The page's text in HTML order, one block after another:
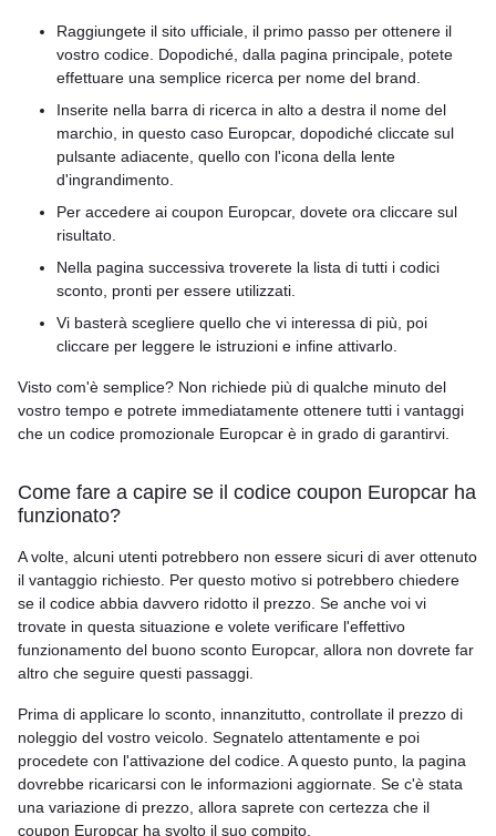
Raggiungete il sito ufficiale, il primo passo per ottenere il
vostro codice. Dopodiché, dalla pagina principale, potete
effettuare una semplice ricerca per nome del brand.
Inserite nella barra di ricerca in alto a destra il nome del
marchio, in questo caso Europcar, dopodiché cliccate sul
pulsante adiacente, quello con l'icona della lente
d'ingrandimento.
Per accedere ai coupon Europcar, dovete ora cliccare sul
risultato.
Nella pagina successiva troverete la lista di tutti i codici
sconto, pronti per essere utilizzati.
Vi basterà scegliere quello che vi interessa di più, poi
cliccare per leggere le istruzioni e infine attivarlo.
Visto com'è semplice? Non richiede più di qualche minuto del
vostro tempo e potrete immediatamente ottenere tutti i vantaggi
che un codice promozionale Europcar è in grado di garantirvi.
Come fare a capire se il codice coupon Europcar ha
funzionato?
A volte, alcuni utenti potrebbero non essere sicuri di aver ottenuto
il vantaggio richiesto. Per questo motivo si potrebbero chiedere
se il codice abbia davvero ridotto il prezzo. Se anche voi vi
trovate in questa situazione e volete verificare l'effettivo
funzionamento del buono sconto Europcar, allora non dovrete far
altro che seguire questi passaggi.
Prima di applicare lo sconto, innanzitutto, controllate il prezzo di
noleggio del vostro veicolo. Segnatelo attentamente e poi
procedete con l'attivazione del codice. A questo punto, la pagina
dovrebbe ricaricarsi con le informazioni aggiornate. Se c'è stata
una variazione di prezzo, allora saprete con certezza che il
coupon Europcar ha svolto il suo compito.